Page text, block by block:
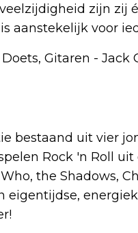
zijn zij
aanstekelijk voor
Gitaren -
bestaand uit vier
Rock 'n Roll
the Shadows,
eigentijdse,